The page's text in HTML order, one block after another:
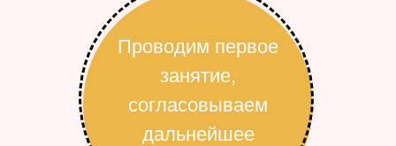
Проводим первое
занятие,
согласовываем
дальнейшее